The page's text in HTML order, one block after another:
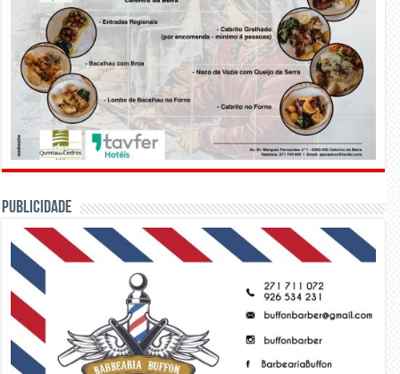
PUBLICIDADE